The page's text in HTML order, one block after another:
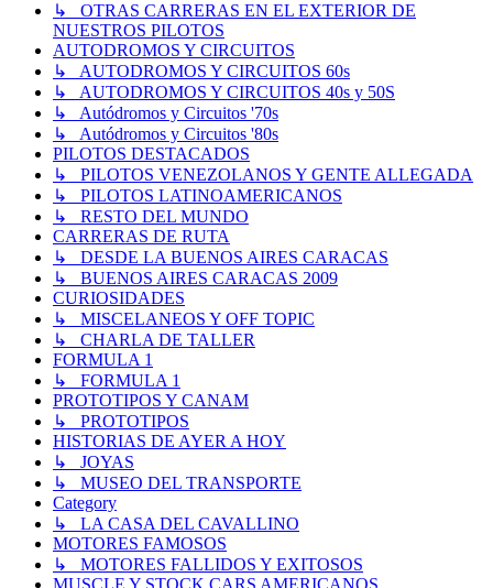
↳ OTRAS CARRERAS EN EL EXTERIOR DE
NUESTROS PILOTOS
AUTODROMOS Y CIRCUITOS
↳ AUTODROMOS Y CIRCUITOS 60s
↳ AUTODROMOS Y CIRCUITOS 40s y 50S
↳ Autódromos y Circuitos '70s
↳ Autódromos y Circuitos '80s
PILOTOS DESTACADOS
↳ PILOTOS VENEZOLANOS Y GENTE ALLEGADA
↳ PILOTOS LATINOAMERICANOS
↳ RESTO DEL MUNDO
CARRERAS DE RUTA
↳ DESDE LA BUENOS AIRES CARACAS
↳ BUENOS AIRES CARACAS 2009
CURIOSIDADES
↳ MISCELANEOS Y OFF TOPIC
↳ CHARLA DE TALLER
FORMULA 1
↳ FORMULA 1
PROTOTIPOS Y CANAM
↳ PROTOTIPOS
HISTORIAS DE AYER A HOY
↳ JOYAS
↳ MUSEO DEL TRANSPORTE
Category
↳ LA CASA DEL CAVALLINO
MOTORES FAMOSOS
↳ MOTORES FALLIDOS Y EXITOSOS